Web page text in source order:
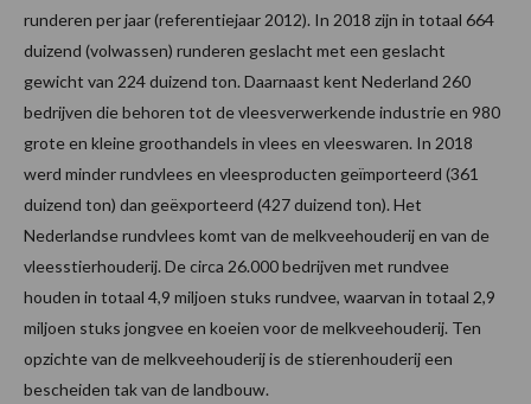
runderen per jaar (referentiejaar 2012). In 2018 zijn in totaal 664
duizend (volwassen) runderen geslacht met een geslacht
gewicht van 224 duizend ton. Daarnaast kent Nederland 260
bedrijven die behoren tot de vleesverwerkende industrie en 980
grote en kleine groothandels in vlees en vleeswaren. In 2018
werd minder rundvlees en vleesproducten geïmporteerd (361
duizend ton) dan geëxporteerd (427 duizend ton). Het
Nederlandse rundvlees komt van de melkveehouderij en van de
vleesstierhouderij. De circa 26.000 bedrijven met rundvee
houden in totaal 4,9 miljoen stuks rundvee, waarvan in totaal 2,9
miljoen stuks jongvee en koeien voor de melkveehouderij. Ten
opzichte van de melkveehouderij is de stierenhouderij een
bescheiden tak van de landbouw.